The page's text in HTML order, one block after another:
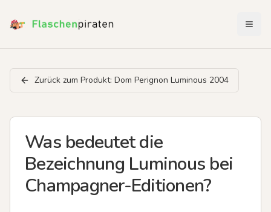
Zurück zum Produkt: Dom Perignon Luminous 2004
Was bedeutet die
Bezeichnung Luminous bei
Champagner-Editionen?